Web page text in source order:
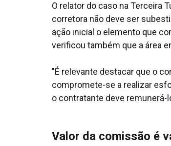
O relator do caso na Terceira
corretora não deve ser
ação inicial o elemento que
verificou também que a área
"É relevante destacar que o
compromete-se a realizar
o contratante deve remunerá-
Valor da comissão é